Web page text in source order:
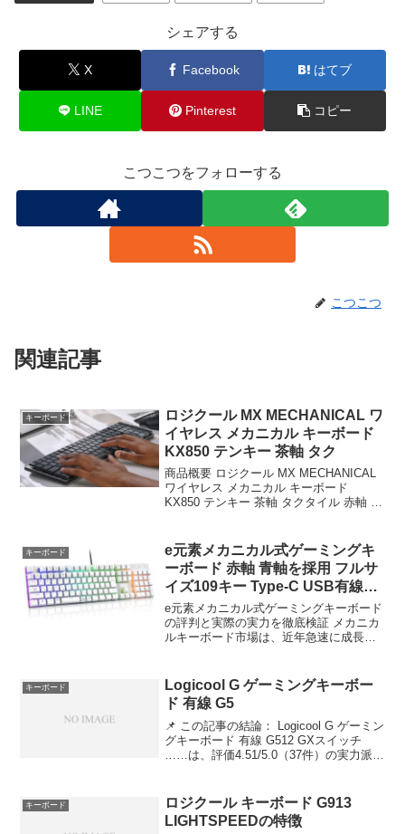
シェアする
X Facebook はてブ
LINE Pinterest コピー
こつこつをフォローする
こつこつ
関連記事
キーボード
ロジクール MX MECHANICAL ワ
イヤレス メカニカル キーボード
KX850 テンキー 茶軸 タク
商品概要 ロジクール MX MECHANICAL
ワイヤレス メカニカル キーボード
KX850 テンキー 茶軸 タクタイル 赤軸 リ
キーボード
e元素メカニカル式ゲーミングキ
ーボード 赤軸 青軸を採用 フルサ
イズ109キー Type-C USB有線接
続
e元素メカニカル式ゲーミングキーボード
の評判と実際の実力を徹底検証 メカニカ
ルキーボード市場は、近年急速に成長を
方式キーボードと比較すると、打鍵感和
いがメカニカルスイ...
キーボード
Logicool G ゲーミングキーボー
ド 有線 G5
📌 この記事の結論： Logicool G ゲーミン
グキーボード 有線 G512 GXスイッチ
……は、評価4.51/5.0（37件）の実力派。
ボード...
キーボード
ロジクール キーボード G913
LIGHTSPEEDの特徴